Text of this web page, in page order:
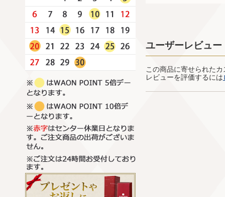
ユーザーレビュー
この商品に寄せられた
レビューを評価するには